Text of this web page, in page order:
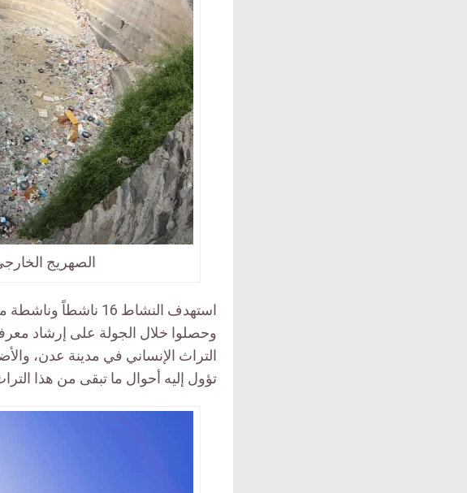
الصهريج
استهدف النشاط 16
وحصلوا خلال الجولة على إرشاد
التراث الإنساني في مدينة عدن،
تؤول إليه أحوال ما تبقى من هذا